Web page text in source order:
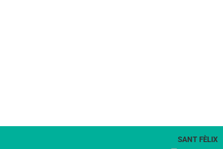
SANT FÈLIX